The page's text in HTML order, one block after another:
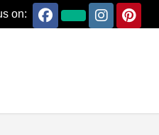
on: